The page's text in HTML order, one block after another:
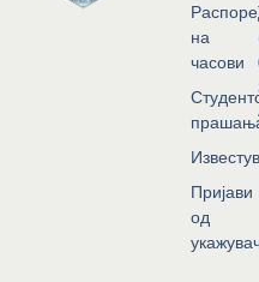
на
часови
Пријави
од